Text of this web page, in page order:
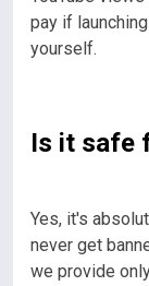
pay if
yourself.
Is it safe
Yes, it's
never get
we provide